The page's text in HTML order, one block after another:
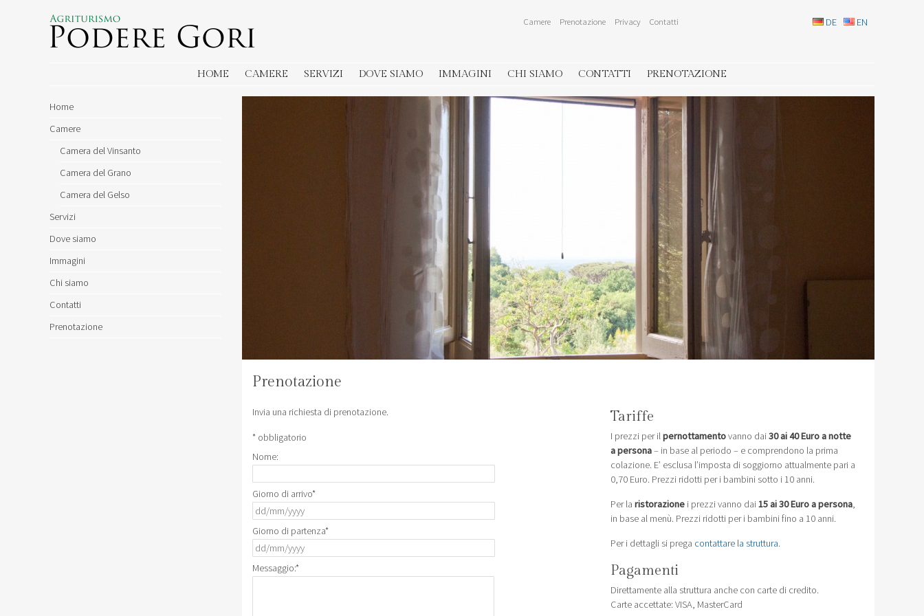
DE EN
Camere Prenotazione Privacy Contatti
HOME CAMERE SERVIZI DOVE SIAMO IMMAGINI CHI SIAMO CONTATTI PRENOTAZIONE
Prenotazione
Invia una richiesta di prenotazione.
* obbligatorio
Nome:
Giorno di arrivo*
Giorno di partenza*
Messaggio:*
Tariffe
I prezzi per ilpernottamentovanno dai 30 ai 40 Euro a notte
a persona– in base al periodo – e comprendono la prima
colazione. E’ esclusa l’imposta di soggiorno attualmente pari a
0,70 Euro. Prezzi ridotti per i bambini sotto i 10 anni.
Per la ristorazionei prezzi vanno dai 15 ai 30 Euro a persona,
in base al menù. Prezzi ridotti per i bambini fino a 10 anni.
Per i dettagli si prega contattare la struttura.
Pagamenti
Direttamente alla struttura anche con carte di credito.
Carte accettate: VISA, MasterCard
Home
Camere
Camera del Vinsanto
Camera del Grano
Camera del Gelso
Servizi
Dove siamo
Immagini
Chi siamo
Contatti
Prenotazione